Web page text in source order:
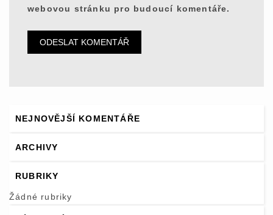
webovou stránku pro budoucí komentáře.
NEJNOVĚJŠÍ KOMENTÁŘE
ARCHIVY
RUBRIKY
Žádné rubriky